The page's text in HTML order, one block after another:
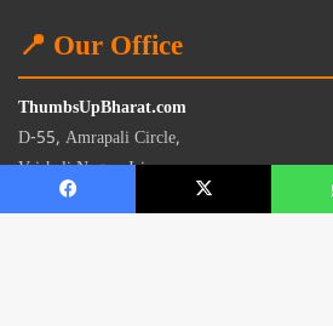
📍 Our Office
ThumbsUpBharat.com
D-55, Amrapali Circle,
Vaishali Nagar, Jaipur
Rajasthan - 302021